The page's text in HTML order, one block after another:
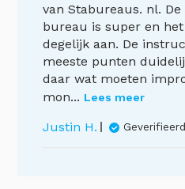
van Stabureaus. nl.
bureau is super en
degelijk aan. De
meeste punten
daar wat moeten
mon... Lees meer
Justin H.